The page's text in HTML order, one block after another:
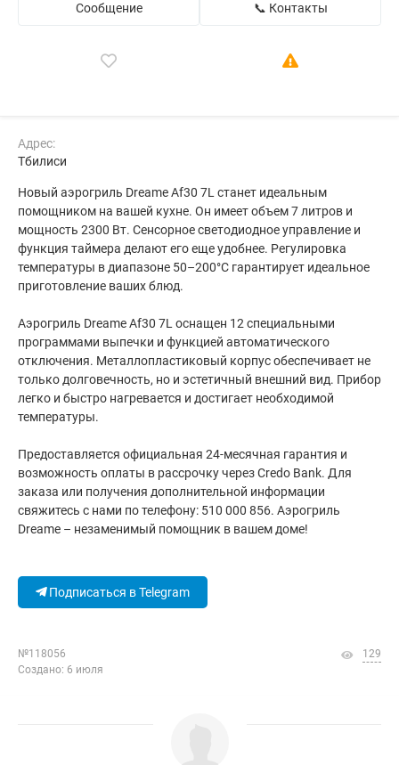
Сообщение 📞 Контакты
Адрес:
Тбилиси
Новый аэрогриль Dreame Af30 7L станет идеальным
помощником на вашей кухне. Он имеет объем 7 литров и
мощность 2300 Вт. Сенсорное светодиодное управление и
функция таймера делают его еще удобнее. Регулировка
температуры в диапазоне 50–200°C гарантирует идеальное
приготовление ваших блюд.
Аэрогриль Dreame Af30 7L оснащен 12 специальными
программами выпечки и функцией автоматического
отключения. Металлопластиковый корпус обеспечивает не
только долговечность, но и эстетичный внешний вид. Прибор
легко и быстро нагревается и достигает необходимой
температуры.
Предоставляется официальная 24-месячная гарантия и
возможность оплаты в рассрочку через Credo Bank. Для
заказа или получения дополнительной информации
свяжитесь с нами по телефону: 510 000 856. Аэрогриль
Dreame – незаменимый помощник в вашем доме!
Подписаться в Telegram
№118056
Создано: 6 июля
129